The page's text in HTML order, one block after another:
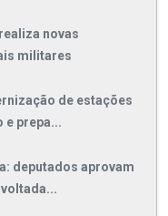
novas
militares
de estações
e prepa...
deputados aprovam